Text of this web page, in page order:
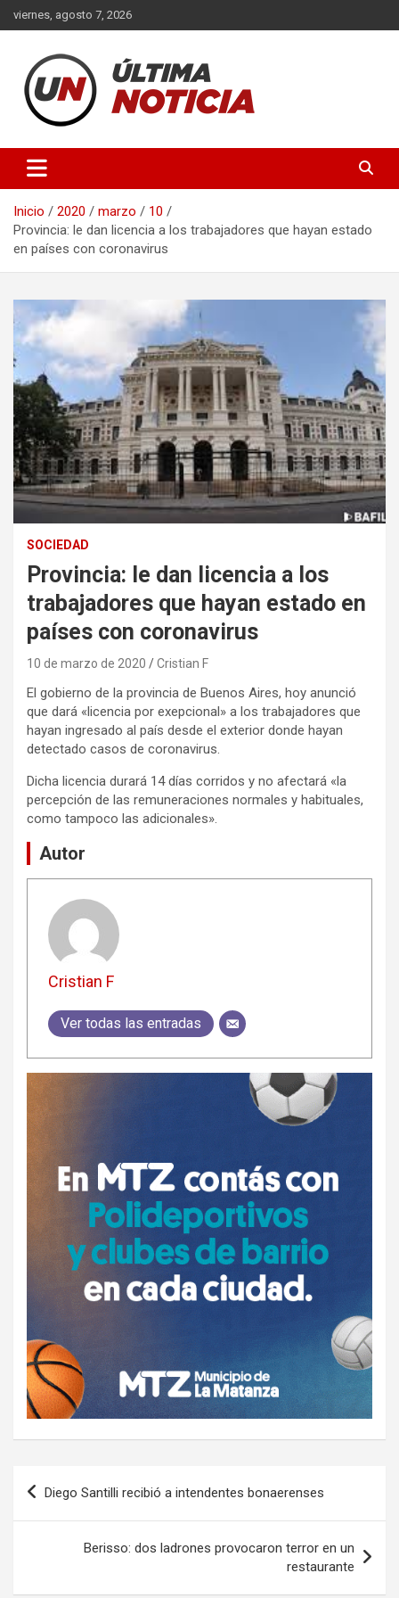
Saltar
al
viernes, agosto 7, 2026
Ultima Noticia BA
La Matanza en nuestro portal de noticias. Mantente informado
sobre política, economía, sociedad y mucho más.
Inicio
2020 marzo
10
Provincia: le dan licencia a los trabajadores que hayan estado
en países con coronavirus
SOCIEDAD
Provincia: le dan licencia a los
trabajadores que hayan estado en
países con coronavirus
10 de marzo de 2020 Cristian F
El gobierno de la provincia de Buenos Aires, hoy anunció
que dará «licencia por exepcional» a los trabajadores que
hayan ingresado al país desde el exterior donde hayan
detectado casos de coronavirus.
Dicha licencia durará 14 días corridos y no afectará «la
percepción de las remuneraciones normales y habituales,
como tampoco las adicionales».
Autor
Cristian F
Ver todas las entradas
Navegación
Diego Santilli recibió a intendentes bonaerenses
Berisso: dos ladrones provocaron terror en un
restaurante